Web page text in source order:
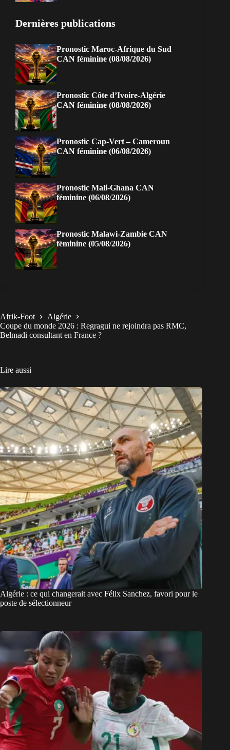
Dernières publications
Pronostic Maroc-Afrique du Sud
CAN féminine (08/08/2026)
Pronostic Côte d’Ivoire-Algérie
CAN féminine (08/08/2026)
Pronostic Cap-Vert – Cameroun
CAN féminine (06/08/2026)
Pronostic Mali-Ghana CAN
féminine (06/08/2026)
Pronostic Malawi-Zambie CAN
féminine (05/08/2026)
Afrik-Foot
Algérie
Coupe du monde 2026 : Regragui ne rejoindra pas RMC,
Belmadi consultant en France ?
Lire aussi
Algérie : ce qui changerait avec Félix Sanchez, favori pour le
poste de sélectionneur